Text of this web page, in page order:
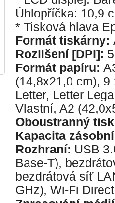
Úhlopříčka: 10,9
* Tisková hlava
Formát tiskárny:
Rozlišení [DPI]:
Formát papíru:
(14,8x21,0 cm),
Letter, Letter
Vlastní, A2
Oboustranný
Kapacita
Rozhraní: USB
Base-T),
bezdrátová síť
GHz), Wi-Fi Direct